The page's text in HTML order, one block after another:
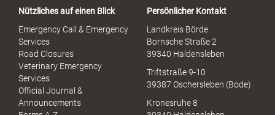
Nützliches auf einen Blick
Emergency Call & Emergency
Services
Road Closures
Veterinary Emergency
Services
Official Journal &
Announcements
Persönlicher Kontakt
Landkreis Börde
Bornsche Straße 2
39340 Haldensleben
Triftstraße 9-10
39387 Oschersleben (Bode)
Kronesruhe 8